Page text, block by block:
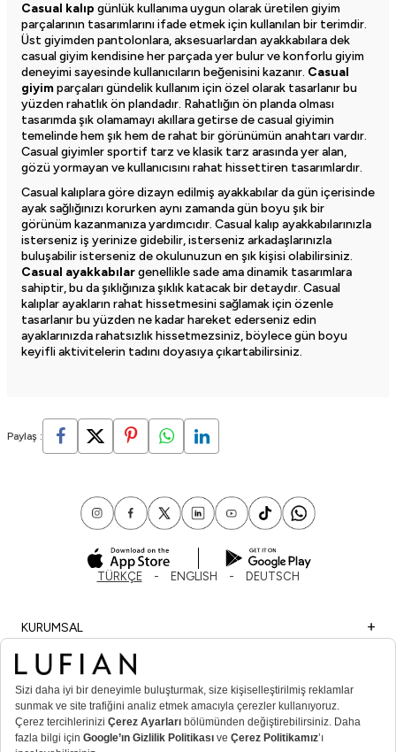
Casual kalıp günlük kullanıma uygun olarak üretilen giyim
parçalarının tasarımlarını ifade etmek için kullanılan bir terimdir.
Üst giyimden pantolonlara, aksesuarlardan ayakkabılara dek
casual giyim kendisine her parçada yer bulur ve konforlu giyim
deneyimi sayesinde kullanıcıların beğenisini kazanır. Casual
giyimparçaları gündelik kullanım için özel olarak tasarlanır bu
yüzden rahatlık ön plandadır. Rahatlığın ön planda olması
tasarımda şık olamamayı akıllara getirse de casual giyimin
temelinde hem şık hem de rahat bir görünümün anahtarı vardır.
Casual giyimler sportif tarz ve klasik tarz arasında yer alan,
gözü yormayan ve kullanıcısını rahat hissettiren tasarımlardır.
Casual kalıplara göre dizayn edilmiş ayakkabılar da gün içerisinde
ayak sağlığınızı korurken aynı zamanda gün boyu şık bir
görünüm kazanmanıza yardımcıdır. Casual kalıp ayakkabılarınızla
isterseniz iş yerinize gidebilir, isterseniz arkadaşlarınızla
buluşabilir isterseniz de okulunuzun en şık kişisi olabilirsiniz.
Casual ayakkabılargenellikle sade ama dinamik tasarımlara
sahiptir, bu da şıklığınıza şıklık katacak bir detaydır. Casual
kalıplar ayakların rahat hissetmesini sağlamak için özenle
tasarlanır bu yüzden ne kadar hareket ederseniz edin
ayaklarınızda rahatsızlık hissetmezsiniz, böylece gün boyu
keyifli aktivitelerin tadını doyasıya çıkartabilirsiniz.
Paylaş :
TÜRKÇE ENGLISH DEUTSCH
KURUMSAL
ALIŞVERİŞ
ÖNEMLİ BİLGİLER
ÜYE
ERKEK POPÜLER KATEGORİLER
KADIN POPÜLER KATEGORİLER